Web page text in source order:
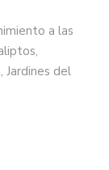
a las
Jardines del